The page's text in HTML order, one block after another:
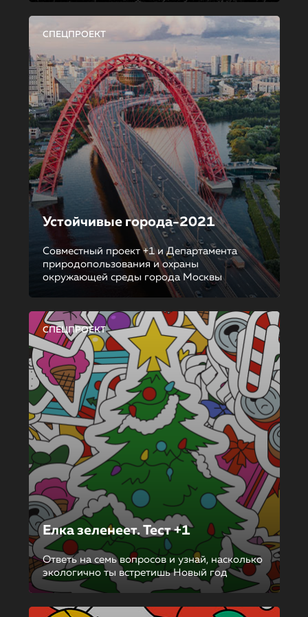
СПЕЦПРОЕКТ
Устойчивые города-2021
Совместный проект +1 и Департамента
природопользования и охраны
окружающей среды города Москвы
СПЕЦПРОЕКТ
Елка зеленеет. Тест +1
Ответь на семь вопросов и узнай, насколько
экологично ты встретишь Новый год